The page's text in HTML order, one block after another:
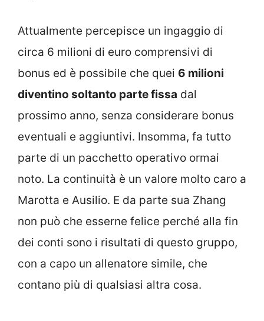
Attualmente percepisce un ingaggio di
circa 6 milioni di euro comprensivi di
bonus ed è possibile che quei 6 milioni
diventino soltanto parte fissa dal
prossimo anno, senza considerare bonus
eventuali e aggiuntivi. Insomma, fa tutto
parte di un pacchetto operativo ormai
noto. La continuità è un valore molto caro a
Marotta e Ausilio. E da parte sua Zhang
non può che esserne felice perché alla fin
dei conti sono i risultati di questo gruppo,
con a capo un allenatore simile, che
contano più di qualsiasi altra cosa.